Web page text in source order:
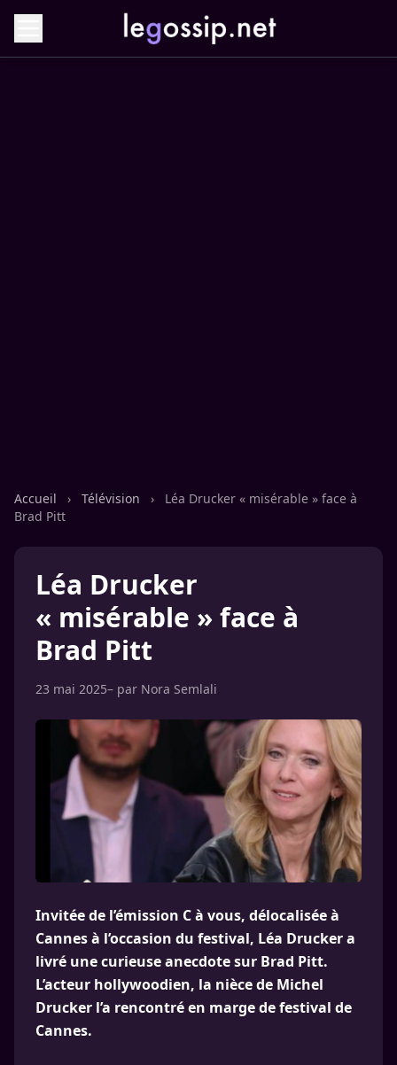
Accueil › Télévision ›
Léa Drucker « misérable » face à
Brad Pitt
Léa Drucker
« misérable » face à
Brad Pitt
23 mai 2025– par Nora Semlali
Invitée de l’émission C à vous, délocalisée à
Cannes à l’occasion du festival, Léa Drucker a
livré une curieuse anecdote sur Brad Pitt.
L’acteur hollywoodien, la nièce de Michel
Drucker l’a rencontré en marge de festival de
Cannes.